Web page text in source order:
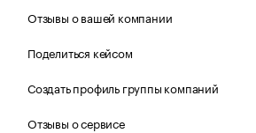
Отзывы о вашей компании
Поделиться кейсом
Создать профиль группы компаний
Отзывы о сервисе